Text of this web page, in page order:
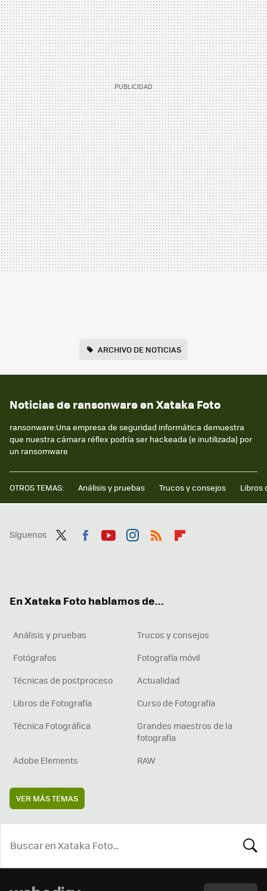
ARCHIVO DE NOTICIAS
Noticias de ransonware en Xataka Foto
ransonware:Una empresa de seguridad informática demuestra
que nuestra cámara réflex podría ser hackeada (e inutilizada) por
un ransomware
OTROS TEMAS: Análisis y pruebas Trucos y consejos Libros
Síguenos
En Xataka Foto hablamos de...
Análisis y pruebas
Trucos y consejos
Fotógrafos
Fotografía móvil
Técnicas de postproceso
Actualidad
Libros de Fotografía
Curso de Fotografía
Técnica Fotográfica
Grandes maestros de la
fotografía
Adobe Elements
RAW
VER MÁS TEMAS